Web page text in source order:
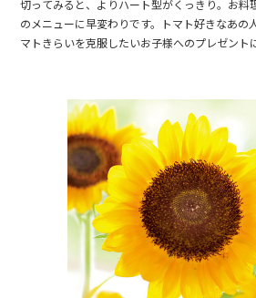
切ってみると、よりハート型がくっきり。お料
のメニューに早変わりです。トマト好きなあの
マトきらいを克服したいお子様へのプレゼント